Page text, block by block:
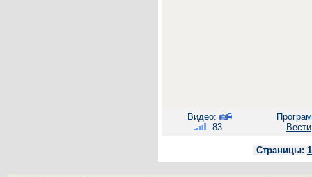
Видео:
83
Вести
Страницы: 1